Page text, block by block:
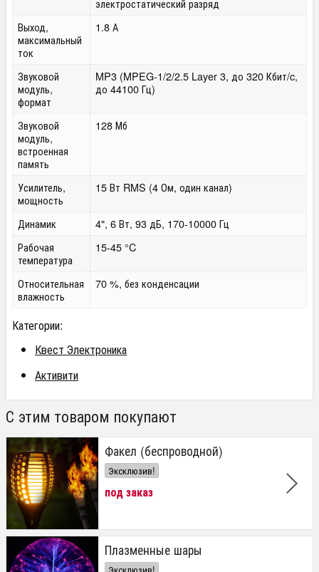
электростатический разряд
Выход,
максимальный
ток
1.8 А
Звуковой
модуль,
формат
MP3 (MPEG-1/2/2.5 Layer 3, до 320 Кбит/c,
до 44100 Гц)
Звуковой
модуль,
встроенная
память
128 Мб
Усилитель,
мощность
15 Вт RMS (4 Ом, один канал)
Динамик
4", 6 Вт, 93 дБ, 170-10000 Гц
Рабочая
температура
15-45 °C
Относительная
влажность
70 %, без конденсации
Категории:
Квест Электроника
Активити
С этим товаром покупают
Факел (беспроводной)
Эксклюзив!
под заказ
Плазменные шары